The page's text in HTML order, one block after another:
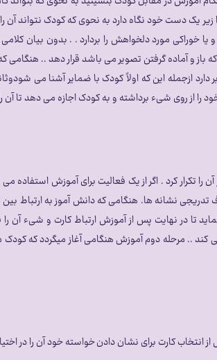
یک دست خود نگاه دارد به نحوی که کودک نتواند آن
مورد دلخواهش را بردارد . . بدون بیان
و آماده گرفتن تصویر می باشد قرار دهد .. هنگامی
ازجمله این که اولاً کودک با ضمایر آشنا می
از روی شیء برداشته و به کودک اجازه می دهد تا آن
تکرار کرد . اگر از یک فعالیت برای آموزش استفاده
نشانه ها. هنگامی که دانش آموز به ارتباط
نهایت پس از آموزش ارتباط کارت و شیء آن را
کند .. مرحله دوم آموزش هنگامی آغاز میگردد که
انتخاب کارت برای نشان دادن خواسته خود آن را در